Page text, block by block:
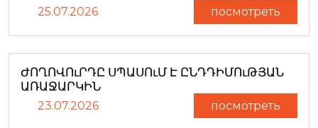
25.07.2026 посмотреть
ԺՈՂՈՎՈւՐԴԸ ՍՊԱՍՈւՄ Է ԸՆԴԴԻՄՈւԹՅԱՆ
ԱՌԱՋԱՐԿԻՆ
23.07.2026 посмотреть